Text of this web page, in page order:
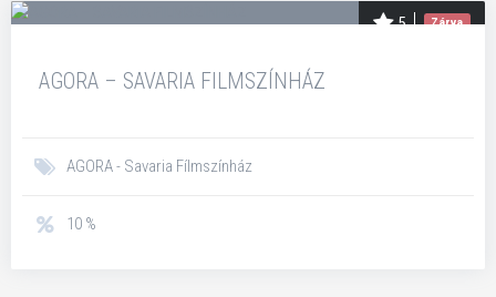
5 Zárva
AGORA – SAVARIA FILMSZÍNHÁZ
AGORA - Savaria Fílmszínház
10 %